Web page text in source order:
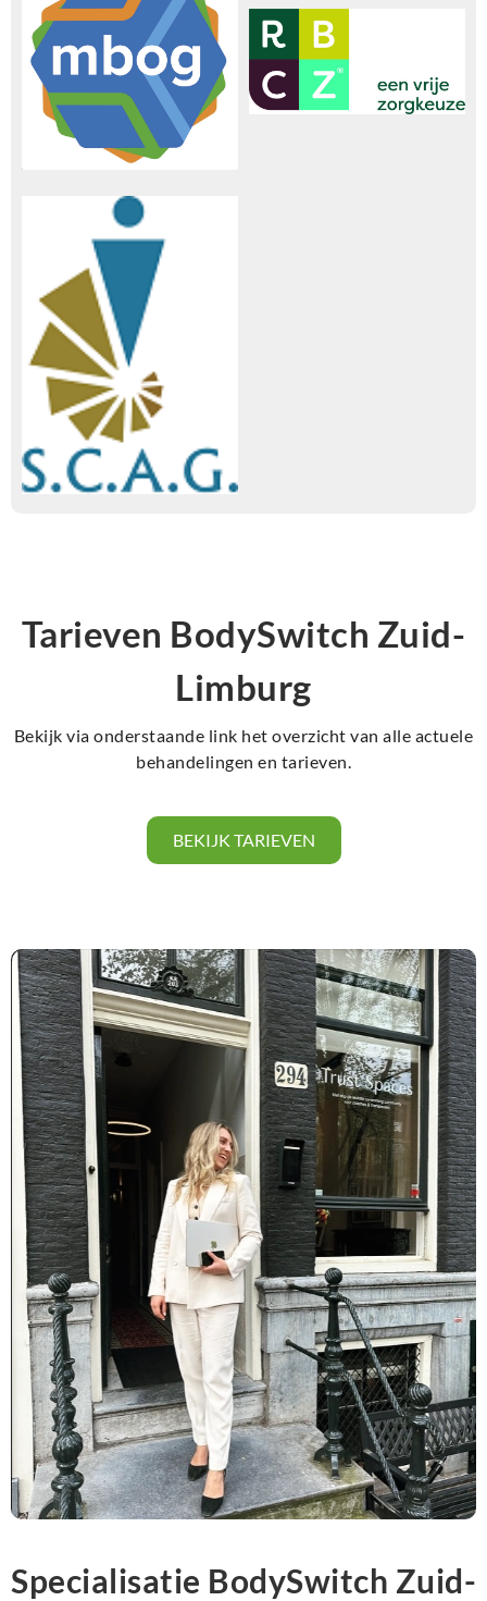
Tarieven BodySwitch Zuid-
Limburg
Bekijk via onderstaande link het overzicht van alle actuele
behandelingen en tarieven.
BEKIJK TARIEVEN
Specialisatie BodySwitch Zuid-